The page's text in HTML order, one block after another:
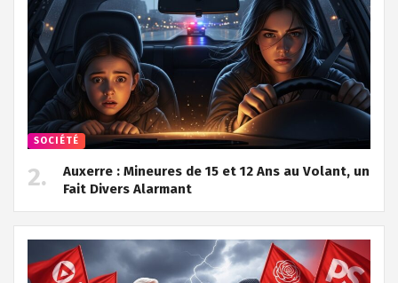
SOCIÉTÉ
Auxerre : Mineures de 15 et 12 Ans au Volant, un
Fait Divers Alarmant